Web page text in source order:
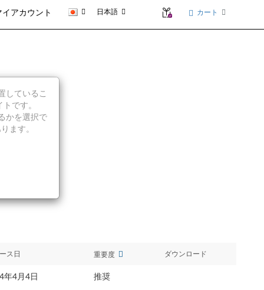
イアカウント 日本語 カート
ス日 重要度 ダウンロード
年4月4日 推奨
しているこ
です。
かを選択で
ます。